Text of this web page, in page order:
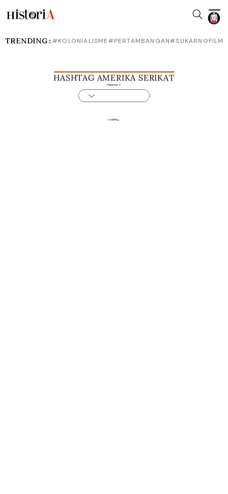
HASHTAG AMERIKA SERIKAT
Halaman 2
Loading...
TRENDING : #KOLONIALISME#PERTAMBANGAN#SUKARNOFILM